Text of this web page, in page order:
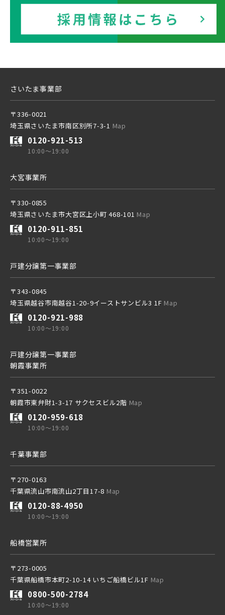
東武スカイツリーライン
東武日光線
東武東上本線
京成線
京成松戸線
京成成田スカイアクセス線
京成千葉線
西武新宿線
土地面積50坪以上
さらに表示する
JR成田線 [我孫子～成田]
JR中央線
東武日光線
京成線
京成松戸線
京成本線
京成押上線
京成成田スカイアクセス線
京成千葉線
西武線
小学校まで徒歩圏内
20棟以上の大型分譲
さいたま事業部
〒336-0021
埼玉県さいたま市南区別所7-3-1 Map
0120-921-513
10:00～19:00
大宮事業所
〒330-0855
埼玉県さいたま市大宮区上小町 468-101 Map
0120-911-851
10:00～19:00
戸建分譲第一事業部
〒343-0845
埼玉県越谷市南越谷1-20-9イーストサンビル3 1F Map
0120-921-988
10:00～19:00
戸建分譲第一事業部
朝霞事業所
〒351-0022
朝霞市東弁財1-3-17 サクセスビル2階 Map
0120-959-618
10:00～19:00
千葉事業部
〒270-0163
千葉県流山市南流山2丁目17-8 Map
0120-88-4950
10:00～19:00
船橋営業所
〒273-0005
千葉県船橋市本町2-10-14 いちご船橋ビル1F Map
0800-500-2784
10:00～19:00